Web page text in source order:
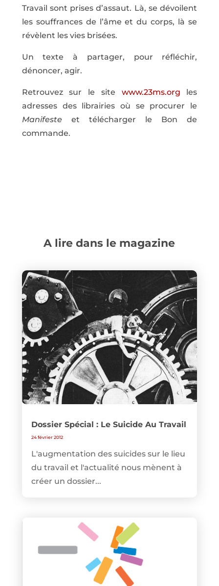
Travail sont prises d’assaut. Là, se dévoilent
les souffrances de l’âme et du corps, là se
révèlent les vies brisées.
Un texte à partager, pour réfléchir,
dénoncer, agir.
Retrouvez sur le site www.23ms.org les
adresses des librairies où se procurer le
Manifesteet télécharger le Bon de
commande.
A lire dans le magazine
Dossier Spécial : Le Suicide Au Travail
24 février 2012
L'augmentation des suicides sur le lieu
du travail et l'actualité nous mènent à
créer un dossier...